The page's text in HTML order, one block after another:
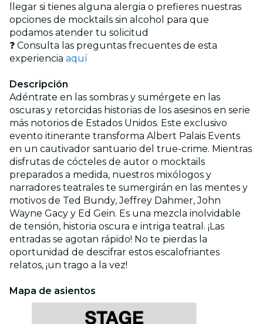
llegar si tienes alguna alergia o prefieres nuestras
opciones de mocktails sin alcohol para que
podamos atender tu solicitud
❓ Consulta las preguntas frecuentes de esta
experiencia aquí
Descripción
Adéntrate en las sombras y sumérgete en las
oscuras y retorcidas historias de los asesinos en serie
más notorios de Estados Unidos. Este exclusivo
evento itinerante transforma Albert Palais Events
en un cautivador santuario del true-crime. Mientras
disfrutas de cócteles de autor o mocktails
preparados a medida, nuestros mixólogos y
narradores teatrales te sumergirán en las mentes y
motivos de Ted Bundy, Jeffrey Dahmer, John
Wayne Gacy y Ed Gein. Es una mezcla inolvidable
de tensión, historia oscura e intriga teatral. ¡Las
entradas se agotan rápido! No te pierdas la
oportunidad de descifrar estos escalofriantes
relatos, ¡un trago a la vez!
Mapa de asientos